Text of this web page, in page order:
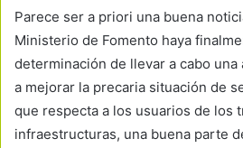
Parece ser a priori una buena
Ministerio de Fomento haya
determinación de llevar a cabo una
a mejorar la precaria situación de
que respecta a los usuarios de los
infraestructuras, una buena parte